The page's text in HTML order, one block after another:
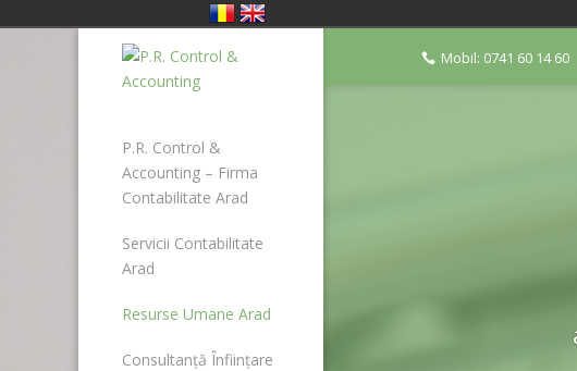
Mobil: 0741 60 14 60
P.R. Control &
Accounting – Firma
Contabilitate Arad
Servicii Contabilitate
Arad
Resurse Umane Arad
Consultanță Înființare